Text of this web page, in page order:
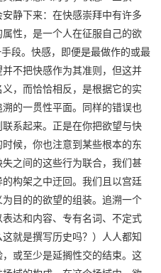
静下来：在快感崇拜中有许多
性，是一个人在征服自己的欲
段。快感，即便是最做作的或最
不把快感作为其准则，但这并
，而恰恰相反，是根据它的实
的一贯性平面。同样的错误也
系起来。正是在你把欲望与快
候，你也注意到某些根本的东
之间的这些行为联合，我们甚
构架之中迂回。我们且以宫廷
目的的欲望的组装。追溯一个
达和内容、专有名词、不定式
就是撰写历史吗？）人人都知
或至少是延搁性交的结束。这